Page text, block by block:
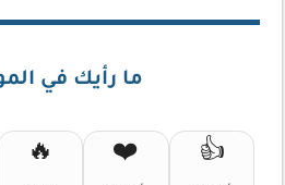
ما رأيك في
👍
❤️
🔥